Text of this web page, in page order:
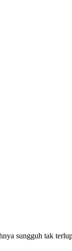
sungguh tak